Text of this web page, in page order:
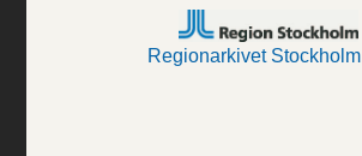
Regionarkivet Stockholm